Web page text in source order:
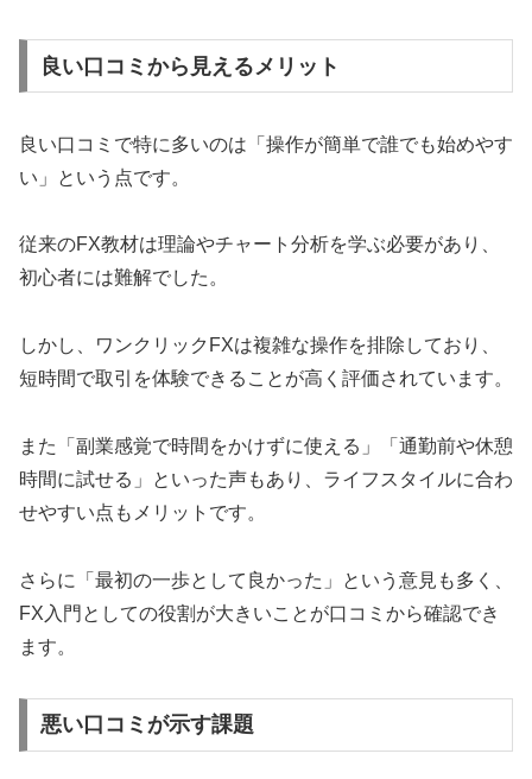
良い口コミから見えるメリット
良い口コミで特に多いのは「操作が簡単で誰でも始めやす
い」という点です。
従来のFX教材は理論やチャート分析を学ぶ必要があり、
初心者には難解でした。
しかし、ワンクリックFXは複雑な操作を排除しており、
短時間で取引を体験できることが高く評価されています。
また「副業感覚で時間をかけずに使える」「通勤前や休憩
時間に試せる」といった声もあり、ライフスタイルに合わ
せやすい点もメリットです。
さらに「最初の一歩として良かった」という意見も多く、
FX入門としての役割が大きいことが口コミから確認でき
ます。
悪い口コミが示す課題